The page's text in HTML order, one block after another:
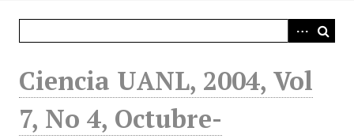
Ciencia UANL, 2004, Vol
7, No 4, Octubre-